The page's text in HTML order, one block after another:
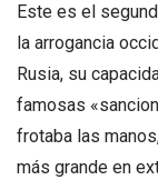
Este es el
la arrogancia
Rusia, su
famosas
frotaba las
más grande en